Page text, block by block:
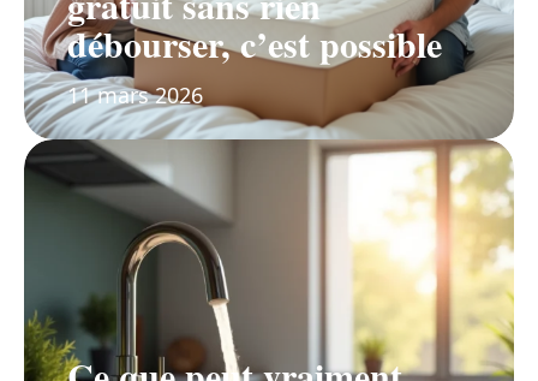
débourser, c’est possible
11 mars 2026